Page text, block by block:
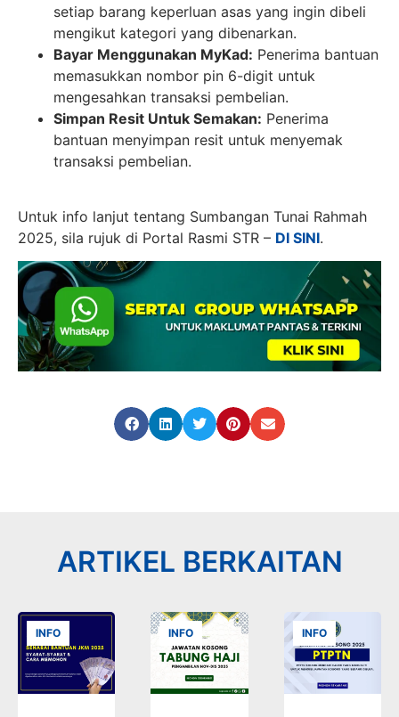
setiap barang keperluan asas yang ingin dibeli
mengikut kategori yang dibenarkan.
Bayar Menggunakan MyKad: Penerima bantuan
memasukkan nombor pin 6-digit untuk
mengesahkan transaksi pembelian.
Simpan Resit Untuk Semakan: Penerima
bantuan menyimpan resit untuk menyemak
transaksi pembelian.
Untuk info lanjut tentang Sumbangan Tunai Rahmah
2025, sila rujuk di Portal Rasmi STR – DI SINI.
ARTIKEL BERKAITAN
INFO INFO INFO